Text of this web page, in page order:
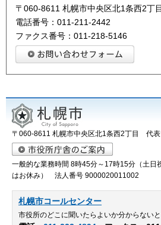
〒060-8611 札幌市中央区北1条西2丁
電話番号：011-211-2442
ファクス番号：011-218-5146
〒060-8611 札幌市中央区北1条西2丁目 代
一般的な業務時間 8時45分～17時15分（土日
はお休み） 法人番号 9000020011002
札幌市コールセンター
市役所のどこに聞いたらよいか分からない